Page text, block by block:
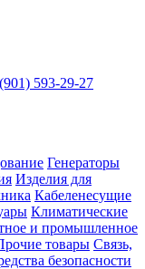
593-29-27
Генераторы
Изделия для
Кабеленесущие
Климатические
и промышленное
товары Связь,
безопасности